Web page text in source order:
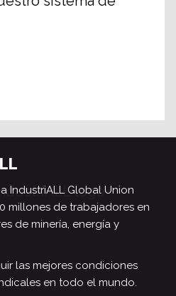
IndustriALL Global Union
millones de trabajadores en
de minería, energía y
las mejores condiciones
en todo el mundo.